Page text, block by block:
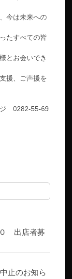
今は未来への
たすべての皆
とお会いでき
援、ご声援を
ジ 0282-55-69
０ 出店者募
止のお知ら